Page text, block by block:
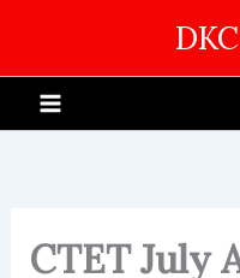
content
CTET July